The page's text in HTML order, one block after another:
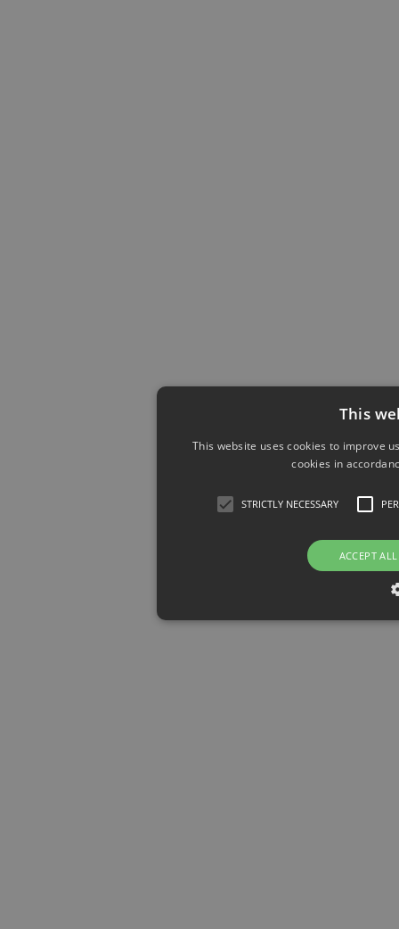
This
This website uses cookies to improve
cookies in
STRICTLY NECESSARY
ACCEPT ALL